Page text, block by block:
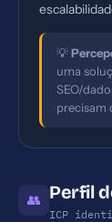
💡
uma
SEO/
precisam
👥 Perfil
ICP